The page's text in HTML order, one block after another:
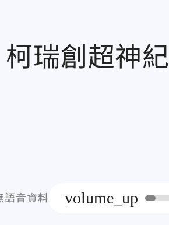
瑞創超神紀
語音資料 volume_up